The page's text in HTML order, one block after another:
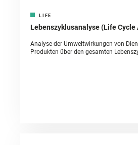
LIFE
Lebenszyklusanalyse (Life Cycle
Analyse der Umweltwirkungen von
Produkten über den gesamten